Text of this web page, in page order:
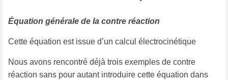
Équation générale de la contre réaction
Cette équation est issue d’un calcul électrocinétique
Nous avons rencontré déjà trois exemples de contre
réaction sans pour autant introduire cette équation dans